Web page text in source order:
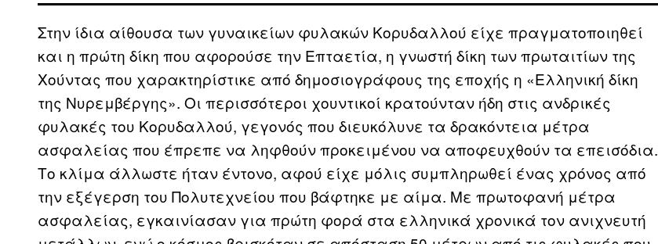
Στην ίδια αίθουσα των γυναικείων φυλακών Κορυδαλλού είχε πραγματοποιηθεί
και η πρώτη δίκη που αφορούσε την Επταετία, η γνωστή δίκη των πρωταιτίων της
Χούντας που χαρακτηρίστικε από δημοσιογράφους της εποχής η «Ελληνική δίκη
της Νυρεμβέργης». Οι περισσότεροι χουντικοί κρατούνταν ήδη στις ανδρικές
φυλακές του Κορυδαλλού, γεγονός που διευκόλυνε τα δρακόντεια μέτρα
ασφαλείας που έπρεπε να ληφθούν προκειμένου να αποφευχθούν τα επεισόδια.
Το κλίμα άλλωστε ήταν έντονο, αφού είχε μόλις συμπληρωθεί ένας χρόνος από
την εξέγερση του Πολυτεχνείου που βάφτηκε με αίμα. Με πρωτοφανή μέτρα
ασφαλείας, εγκαινίασαν για πρώτη φορά στα ελληνικά χρονικά τον ανιχνευτή